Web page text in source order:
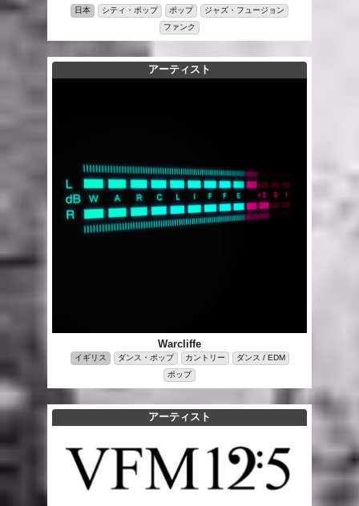
日本 シティ・ポップ ポップ
ジャズ・フュージョン
ファンク
アーティスト
Warcliffe
イギリス ダンス・ポップ カントリー
ダンス / EDM
ポップ
アーティスト